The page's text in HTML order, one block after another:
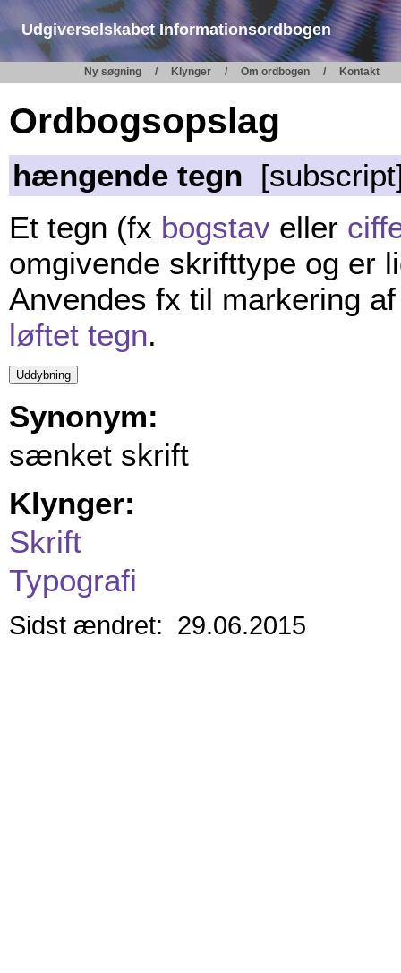
Udgiverselskabet Informationsordbogen
Ny søgning Klynger Om ordbogen Kontakt
Ordbogsopslag
hængende tegn
Et tegn (fx bogstav eller
omgivende skrifttype og er
Anvendes fx til markering
løftet tegn.
Synonym:
sænket skrift
Klynger:
Skrift
Typografi
Sidst ændret: 29.06.2015